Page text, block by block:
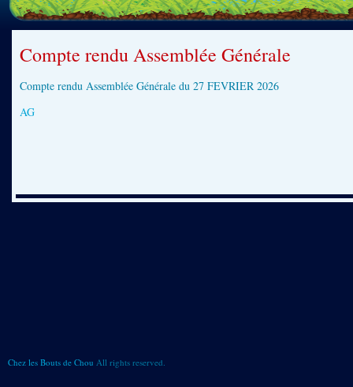
Compte rendu Assemblée Générale
Compte rendu Assemblée Générale du 27 FEVRIER 2026
AG
Chez les Bouts de Chou All rights reserved.